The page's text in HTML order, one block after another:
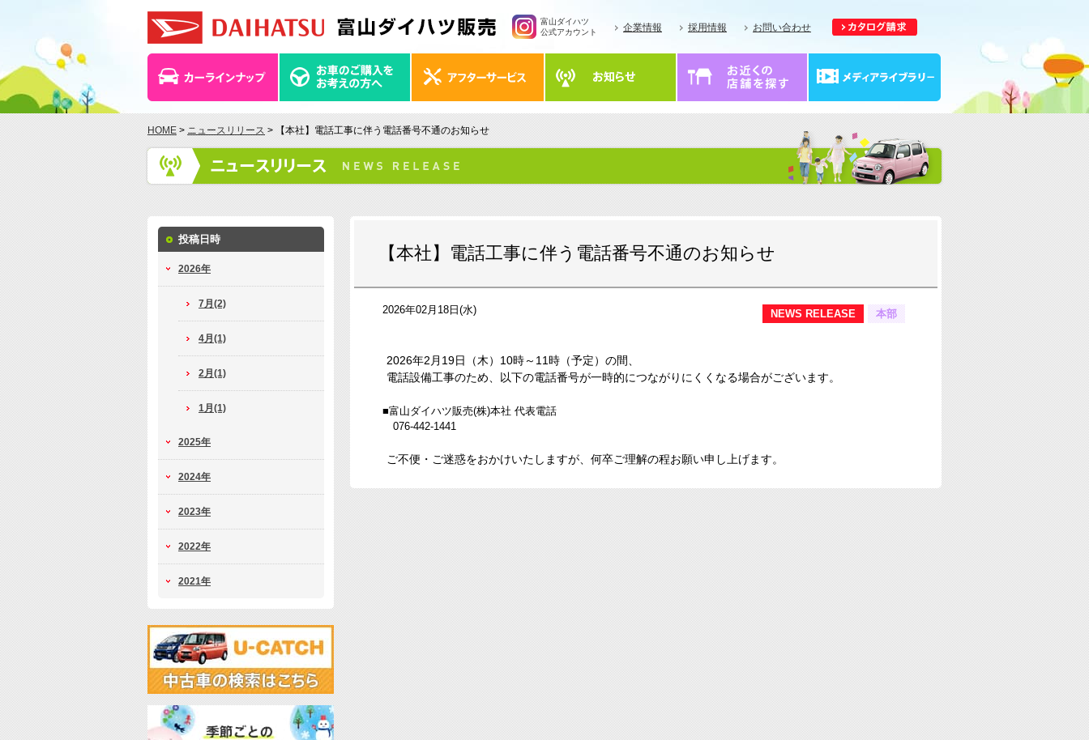
富山ダイハツ
公式アカウント
企業情報 採用情報 お問い合わせ
HOME>ニュースリリース> 【本社】電話工事に伴う電話番号不通のお知らせ
投稿日時
2026年
7月(2)
4月(1)
2月(1)
1月(1)
2025年
2024年
2023年
2022年
2021年
【本社】電話工事に伴う電話番号不通のお知らせ
2026年02月18日(水) NEWS RELEASE 本部
2026年2月19日（木）10時～11時（予定）の間、
電話設備工事のため、以下の電話番号が一時的につながりにくくなる場合がございます。
■富山ダイハツ販売(株)本社 代表電話
076-442-1441
ご不便・ご迷惑をおかけいたしますが、何卒ご理解の程お願い申し上げます。